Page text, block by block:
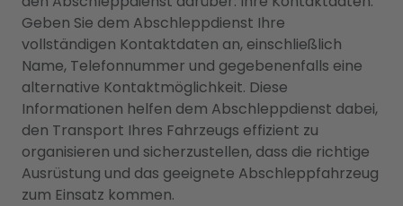
Geben Sie dem Abschleppdienst Ihre
vollständigen Kontaktdaten an, einschließlich
Name, Telefonnummer und gegebenenfalls eine
alternative Kontaktmöglichkeit. Diese
Informationen helfen dem Abschleppdienst dabei,
den Transport Ihres Fahrzeugs effizient zu
organisieren und sicherzustellen, dass die richtige
Ausrüstung und das geeignete Abschleppfahrzeug
zum Einsatz kommen.